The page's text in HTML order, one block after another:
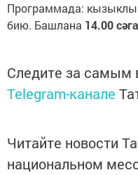
Программада: кызыклы
бию. Башлана 14.00
Следите за
Telegram-канале
Читайте новости
национальном